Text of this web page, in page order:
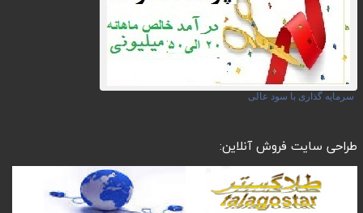
سرمایه گذاری با سود عالی
طراحی سایت فروش آنلاین: